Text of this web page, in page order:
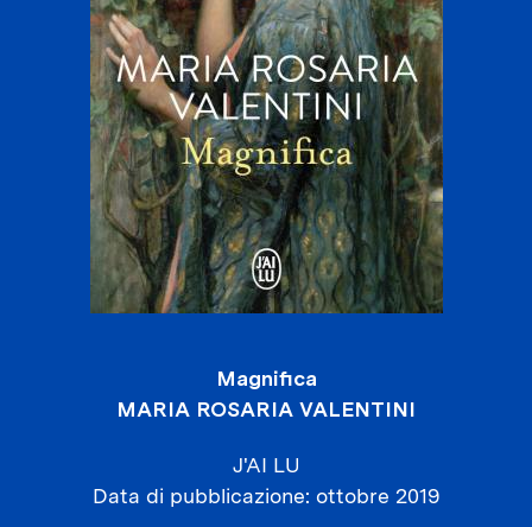
Magnifica
MARIA ROSARIA VALENTINI
J'AI LU
Data di pubblicazione ottobre 2019